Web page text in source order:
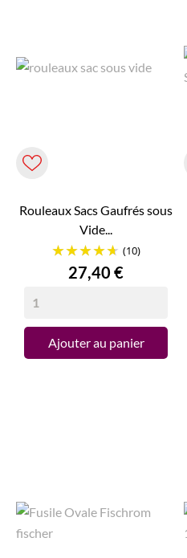
Rouleaux Sacs Gaufrés sous
Vide...
(10)
Prix
27,40 €
Ajouter au panier